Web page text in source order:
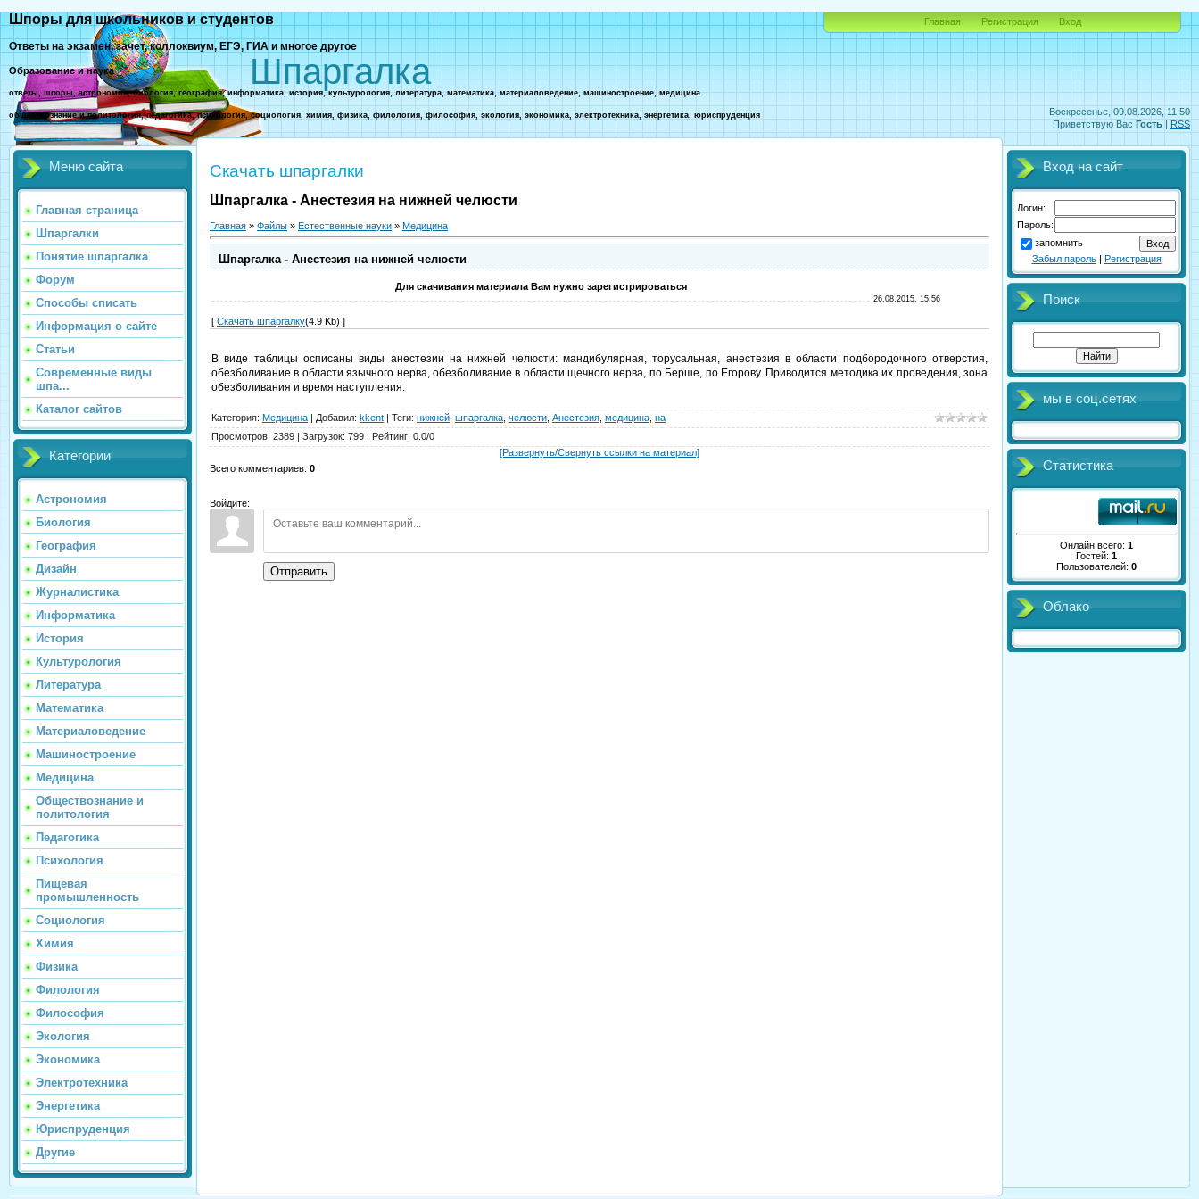
Воскресенье, 09.08.2026, 11:50
Приветствую Вас Гость RSS
Шпаргалка
Шпоры для школьников и студентов
Ответы на экзамен, зачет, коллоквиум, ЕГЭ, ГИА и многое другое
Образование и наука
ответы, шпоры, астрономия, биология, география, информатика, история, культурология, литература, математика, материаловедение, машиностроение, медицина
обществознание и политология, педагогика, психология, социология, химия, физика, филология, философия, экология, экономика, электротехника, энергетика, юриспруденция
Главная Регистрация Вход
Меню сайта
Главная страница
Шпаргалки
Понятие шпаргалка
Форум
Способы списать
Информация о сайте
Статьи
Современные виды
шпа...
Каталог сайтов
Категории
Астрономия
Биология
География
Дизайн
Журналистика
Информатика
История
Культурология
Литература
Математика
Материаловедение
Машиностроение
Медицина
Обществознание и
политология
Педагогика
Психология
Пищевая
промышленность
Социология
Химия
Физика
Филология
Философия
Экология
Экономика
Электротехника
Энергетика
Юриспруденция
Другие
Скачать шпаргалки
Шпаргалка - Анестезия на нижней челюсти
Главная » Файлы » Естественные науки » Медицина
Шпаргалка - Анестезия на нижней челюсти
Для скачивания материала Вам нужно зарегистрироваться
[ Скачать шпаргалку(4.9 Kb) ]
26.08.2015, 15:56
В виде таблицы осписаны виды анестезии на нижней челюсти: мандибулярная, торусальная, анестезия в области подбородочного отверстия,
обезболивание в области язычного нерва, обезболивание в области щечного нерва, по Берше, по Егорову. Приводится методика их проведения, зона
обезболивания и время наступления.
Категория: Медицина | Добавил: kkent | Теги: нижней шпаргалка челюсти Анестезия медицина на
Просмотров: 2389 | Загрузок: 799 | Рейтинг: 0.0/0
[Развернуть/Свернуть ссылки на материал]
Всего комментариев: 0
Войдите:
Отправить
Вход на сайт
Логин:
Пароль:
запомнить
Забыл пароль| Регистрация
Поиск
мы в соц.сетях
Статистика
Онлайн всего: 1
Гостей: 1
Пользователей: 0
Облако